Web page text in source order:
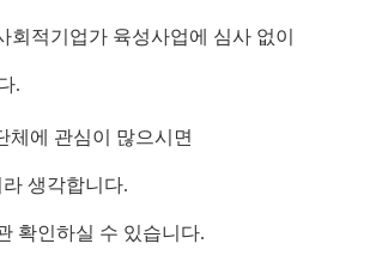
적기업가 육성사업에 심사 없이
.
체에 관심이 많으시면
생각합니다.
확인하실 수 있습니다.